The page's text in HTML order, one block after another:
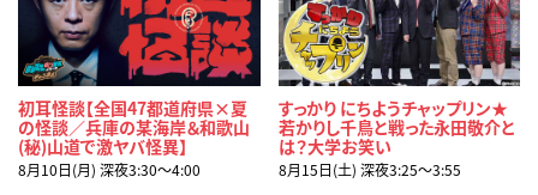
初耳怪談【全国47都道府県×夏
の怪談／兵庫の某海岸＆和歌山
(秘)山道で激ヤバ怪異】
8月10日(月) 深夜3:30〜4:00
すっかり にちようチャップリン★
若かりし千鳥と戦った永田敬介と
は？大学お笑い
8月15日(土) 深夜3:25〜3:55